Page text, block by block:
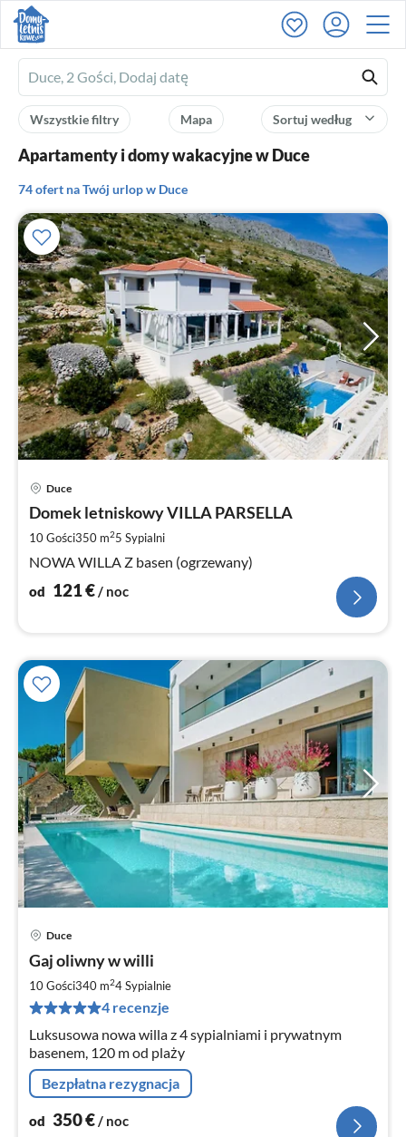
Ferienhausmiete
logo
Sortuj według
Mapa
Wszystkie filtry
Apartamenty i domy wakacyjne w Duce
74 ofert na Twój urlop w Duce
Duce
Domek letniskowy VILLA PARSELLA
10 Gości350 m25 Sypialni
NOWA WILLA Z basen (ogrzewany)
od 121€/ noc
Duce
Gaj oliwny w willi
10 Gości340 m24Sypialnie
4 recenzje
Luksusowa nowa willa z 4 sypialniami i prywatnym
basenem, 120 m od plaży
Bezpłatna rezygnacja
od 350€/ noc